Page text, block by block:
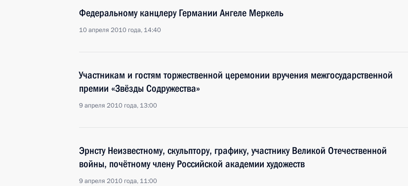
Федеральному канцлеру Германии Ангеле Меркель
10 апреля 2010 года, 14:40
Участникам и гостям торжественной церемонии вручения межгосударственной
премии «Звёзды Содружества»
9 апреля 2010 года, 13:00
Эрнсту Неизвестному, скульптору, графику, участнику Великой Отечественной
войны, почётному члену Российской академии художеств
9 апреля 2010 года, 11:00